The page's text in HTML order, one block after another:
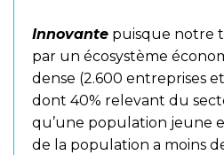
Innovante puisque notre
par un écosystème
dense (2.600 entreprises
dont 40% relevant du
qu’une population jeune
de la population a moins